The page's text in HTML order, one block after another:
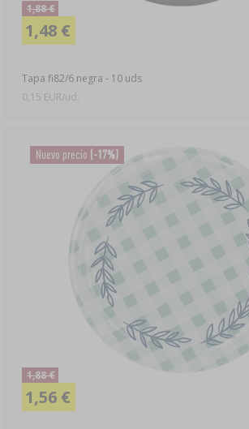
Tapa fi82/6 negra - 10 uds
1,88 €
1,48 €
0,15 EUR/ud.
Nuevo precio (-17%)
1,88 €
1,56 €